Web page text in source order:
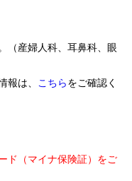
（産婦人科、耳鼻科、眼
報は、
こちらをご確認く
ド（マイナ保険証）をご